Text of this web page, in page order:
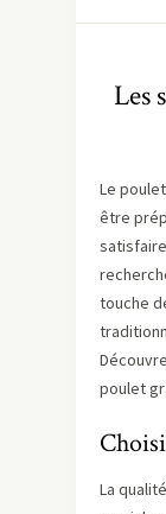
Les
Le
être
touche
poulet
La